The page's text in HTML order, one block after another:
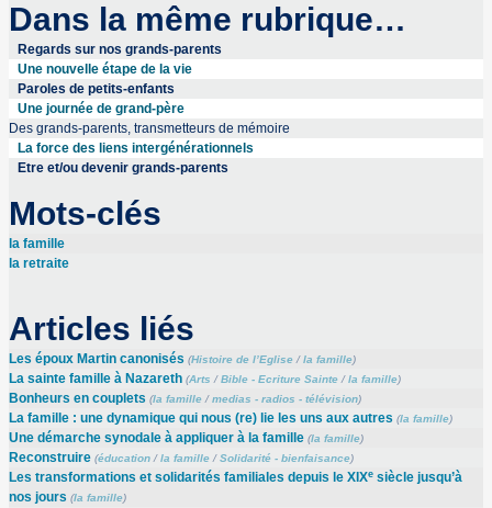
Dans la même rubrique…
Regards sur nos grands-parents
Une nouvelle étape de la vie
Paroles de petits-enfants
Une journée de grand-père
Des grands-parents, transmetteurs de mémoire
La force des liens intergénérationnels
Etre et/ou devenir grands-parents
Mots-clés
la famille
la retraite
Articles liés
Les époux Martin canonisés (Histoire de l’Eglise/la famille)
La sainte famille à Nazareth (Arts /Bible - Ecriture Sainte/la famille)
Bonheurs en couplets (la famille/medias - radios - télévision)
La famille : une dynamique qui nous (re) lie les uns aux autres (la famille)
Une démarche synodale à appliquer à la famille (la famille)
Reconstruire (éducation/la famille/Solidarité - bienfaisance)
Les transformations et solidarités familiales depuis le XIXesiècle jusqu’à
nos jours (la famille)